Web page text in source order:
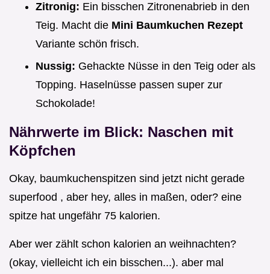
Zitronig: Ein bisschen Zitronenabrieb in den
Teig. Macht die Mini Baumkuchen Rezept
Variante schön frisch.
Nussig: Gehackte Nüsse in den Teig oder als
Topping. Haselnüsse passen super zur
Schokolade!
Nährwerte im Blick: Naschen mit
Köpfchen
Okay, baumkuchenspitzen sind jetzt nicht gerade
superfood , aber hey, alles in maßen, oder? eine
spitze hat ungefähr 75 kalorien.
Aber wer zählt schon kalorien an weihnachten?
(okay, vielleicht ich ein bisschen...). aber mal